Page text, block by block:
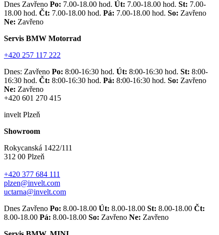
Dnes Zavřeno Po: 7.00-18.00 hod. Út: 7.00-18.00 hod. St: 7.00-
18.00 hod. Čt: 7.00-18.00 hod. Pá: 7.00-18.00 hod. So: Zavřeno
Ne: Zavřeno
Servis BMW Motorrad
+420 257 117 222
Dnes: Zavřeno Po: 8:00-16:30 hod. Út: 8:00-16:30 hod. St: 8:00-
16:30 hod. Čt: 8:00-16:30 hod. Pá: 8:00-16:30 hod. So: Zavřeno
Ne: Zavřeno
+420 601 270 415
invelt Plzeň
Showroom
Rokycanská 1422/111
312 00 Plzeň
+420 377 684 111
plzen@invelt.com
uctarna@invelt.com
Dnes Zavřeno Po: 8.00-18.00 Út: 8.00-18.00 St: 8.00-18.00 Čt:
8.00-18.00 Pá: 8.00-18.00 So: Zavřeno Ne: Zavřeno